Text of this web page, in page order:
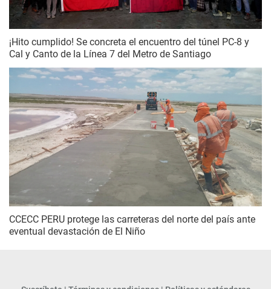
¡Hito cumplido! Se concreta el encuentro del túnel PC-8 y
Cal y Canto de la Línea 7 del Metro de Santiago
CCECC PERU protege las carreteras del norte del país ante
eventual devastación de El Niño